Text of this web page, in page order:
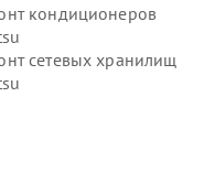
кондиционеров
сетевых хранилищ